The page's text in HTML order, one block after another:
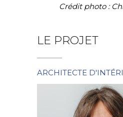
Crédit photo :
LE PROJET
ARCHITECTE